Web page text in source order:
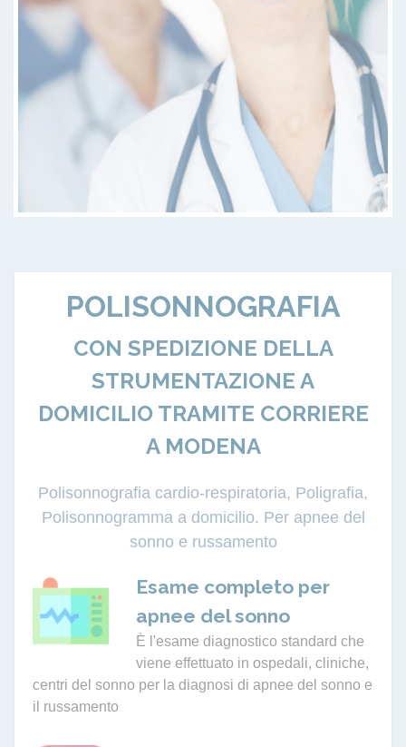
POLISONNOGRAFIA
CON SPEDIZIONE DELLA
STRUMENTAZIONE A
DOMICILIO TRAMITE CORRIERE
A MODENA
Polisonnografia cardio-respiratoria, Poligrafia,
Polisonnogramma a domicilio. Per apnee del
sonno e russamento
Esame completo per
apnee del sonno
È l'esame diagnostico standard che
viene effettuato in ospedali, cliniche,
centri del sonno per la diagnosi di apnee del sonno e
il russamento